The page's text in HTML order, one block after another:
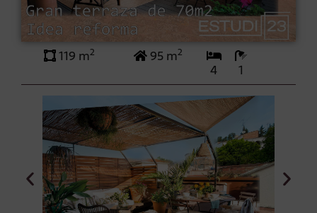
119 m2 95 m2
4 1